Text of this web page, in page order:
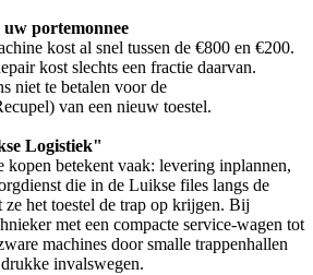
portemonnee
kost al snel tussen de €800 en €200.
kost slechts een fractie daarvan.
niet te betalen voor de
van een nieuw toestel.
Logistiek"
kopen betekent vaak: levering inplannen,
die in de Luikse files langs de
ze het toestel de trap op krijgen. Bij
met een compacte service-wagen tot
machines door smalle trappenhallen
invalswegen.